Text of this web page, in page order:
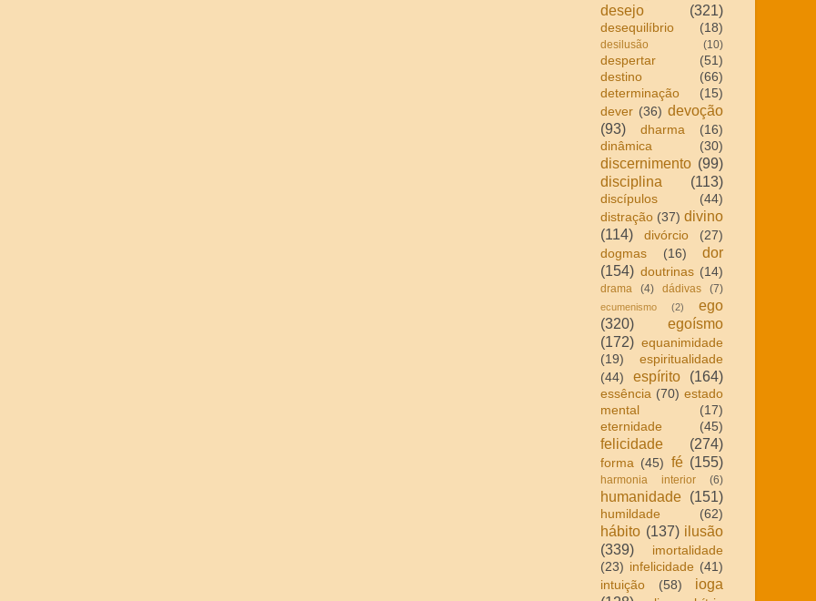
desejo (321)
desequilíbrio (18)
desilusão (10)
despertar
(51)
destino
(66)
determinação
(15)
dever (36) devoção
(93)
dharma
(16)
dinâmica
(30)
discernimento (99)
disciplina
(113)
discípulos
(44)
distração (37) divino
(114)
divórcio
(27)
dogmas
(16)
dor
(154) doutrinas (14)
drama (4) dádivas (7)
ecumenismo (2)
ego
(320)
egoísmo
(172) equanimidade
(19)
espiritualidade
(44)
espírito (164)
essência (70) estado
mental
(17)
eternidade
(45)
felicidade (274)
forma (45) fé (155)
harmonia interior (6)
humanidade (151)
humildade (62)
hábito (137) ilusão
(339)
imortalidade
(23) infelicidade (41)
intuição
(58)
ioga